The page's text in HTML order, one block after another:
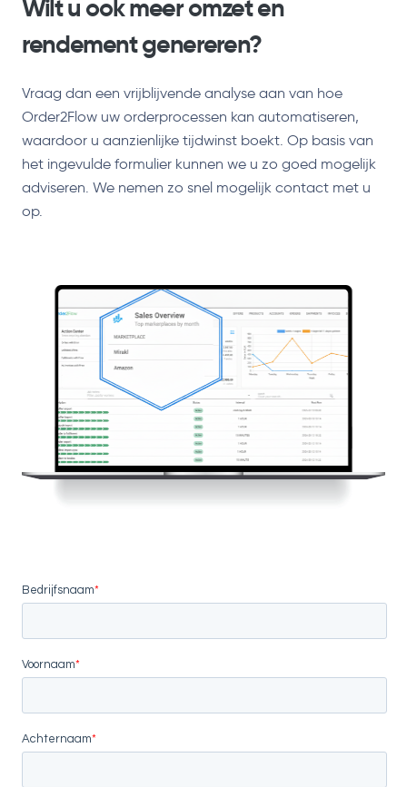
Wilt u ook meer omzet en
rendement genereren?
Vraag dan een vrijblijvende analyse aan van hoe
Order2Flow uw orderprocessen kan automatiseren,
waardoor u aanzienlijke tijdwinst boekt. Op basis van
het ingevulde formulier kunnen we u zo goed mogelijk
adviseren. We nemen zo snel mogelijk contact met u
op.